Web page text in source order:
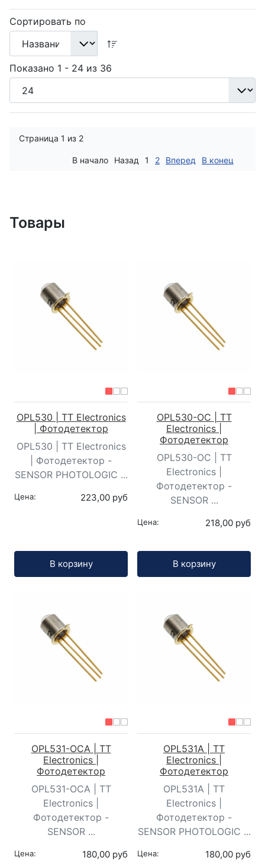
Сортировать по
Показано 1 - 24 из 36
Страница 1 из 2
В начало Назад 1 2 Вперед В конец
Товары
OPL530 | TT Electronics
| Фотодетектор
OPL530 | TT Electronics
| Фотодетектор -
SENSOR PHOTOLOGIC ...
Цена: 223,00 руб
В корзину
OPL530-OC | TT
Electronics |
Фотодетектор
OPL530-OC | TT
Electronics |
Фотодетектор -
SENSOR ...
Цена: 218,00 руб
В корзину
OPL531-OCA | TT
Electronics |
Фотодетектор
OPL531-OCA | TT
Electronics |
Фотодетектор -
SENSOR ...
Цена: 180,00 руб
OPL531A | TT
Electronics |
Фотодетектор
OPL531A | TT
Electronics |
Фотодетектор -
SENSOR PHOTOLOGIC ...
Цена: 180,00 руб